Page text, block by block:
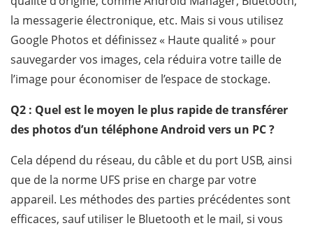
la messagerie électronique, etc. Mais si vous utilisez
Google Photos et définissez « Haute qualité » pour
sauvegarder vos images, cela réduira votre taille de
l’image pour économiser de l’espace de stockage.
Q2 : Quel est le moyen le plus rapide de transférer
des photos d’un téléphone Android vers un PC ?
Cela dépend du réseau, du câble et du port USB, ainsi
que de la norme UFS prise en charge par votre
appareil. Les méthodes des parties précédentes sont
efficaces, sauf utiliser le Bluetooth et le mail, si vous